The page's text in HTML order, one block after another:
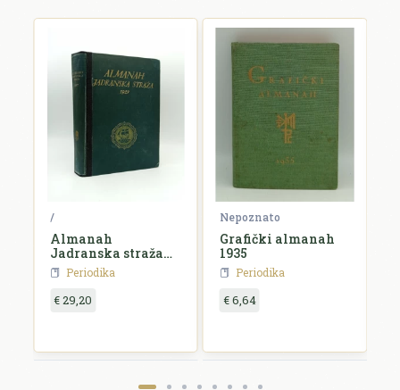
/
Almanah
Jadranska straža
za 1927. godinu
Periodika
€ 29,20
Nepoznato
Grafički almanah
1935
Periodika
€ 6,64